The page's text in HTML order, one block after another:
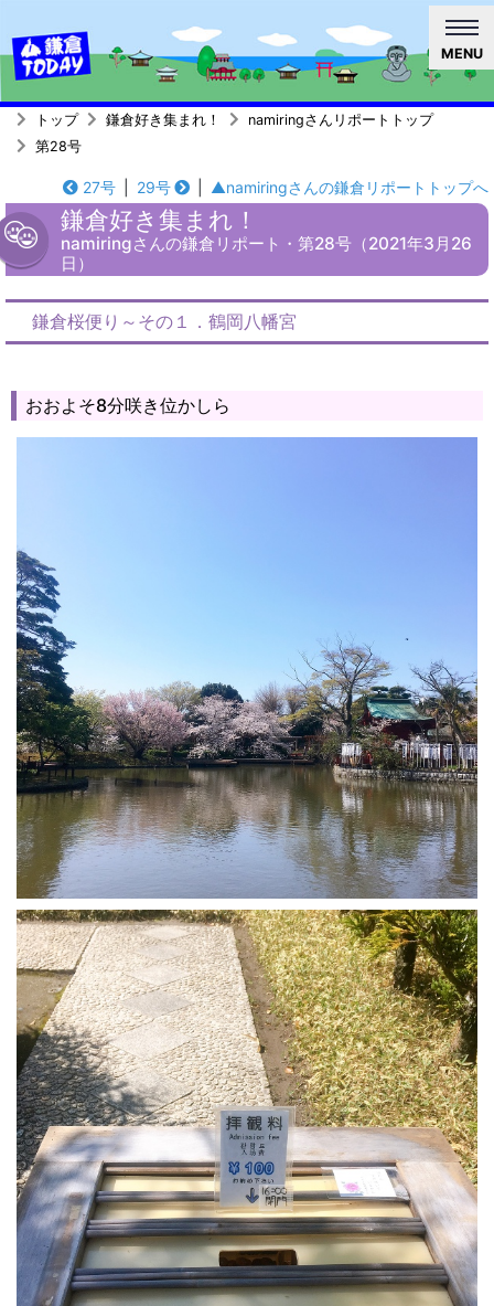
MENU
トップ 鎌倉好き集まれ！
namiringさんリポートトップ
第28号
27号 29号 ▲namiringさんの鎌倉リポートトップへ
鎌倉好き集まれ！
namiringさんの鎌倉リポート・第28号（2021年3月26
日）
鎌倉桜便り～その１．鶴岡八幡宮
おおよそ8分咲き位かしら